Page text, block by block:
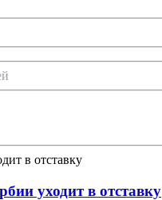
уходит в отставку